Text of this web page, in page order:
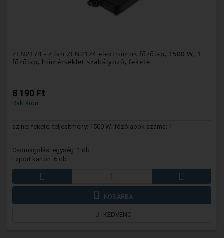
ZLN2174 - Zilan ZLN2174 elektromos főzőlap, 1500 W, 1
főzőlap, hőmérséklet szabályozó, fekete
8 190 Ft
Raktáron
színe: fekete; teljesítmény: 1500 W; főzőlapok száma: 1
Csomagolási egység: 1 db
Export karton: 6 db
KOSÁRBA
KEDVENC